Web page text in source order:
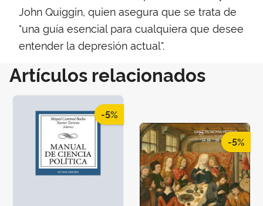
John Quiggin, quien asegura que se trata de
"una guía esencial para cualquiera que desee
entender la depresión actual".
Artículos relacionados
-5%
-5%